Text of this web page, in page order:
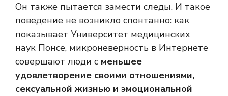
Он также пытается замести следы. И такое
поведение не возникло спонтанно: как
показывает Университет медицинских
наук Понсе, микроневерность в Интернете
совершают люди с меньшее
удовлетворение своими отношениями,
сексуальной жизнью и эмоциональной